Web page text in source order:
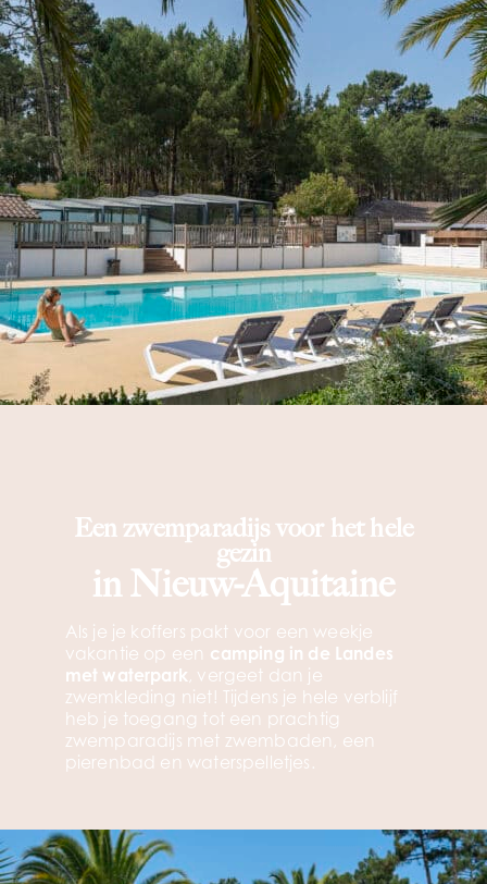
Een zwemparadijs voor het hele
gezin
in Nieuw-Aquitaine
Als je je koffers pakt voor een weekje
vakantie op een camping in de Landes
met waterpark, vergeet dan je
zwemkleding niet! Tijdens je hele verblijf
heb je toegang tot een prachtig
zwemparadijs met zwembaden, een
pierenbad en waterspelletjes.